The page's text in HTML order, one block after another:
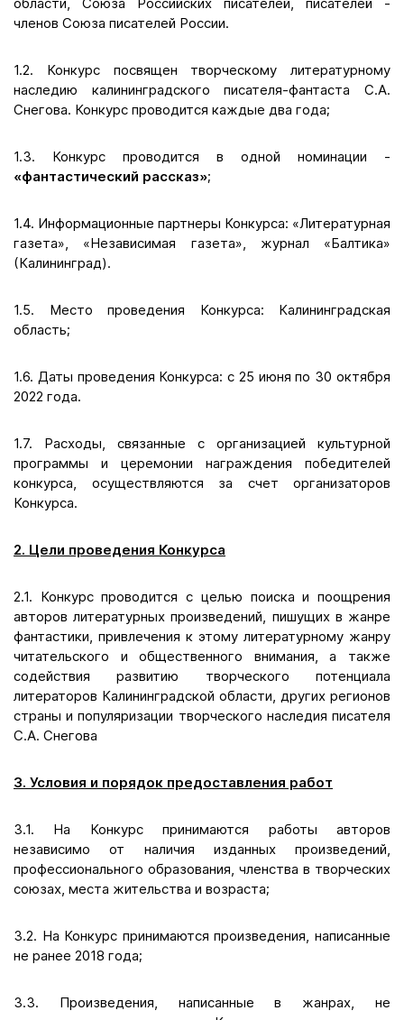
членов Союза писателей России.
1.2. Конкурс посвящен творческому литературному
наследию калининградского писателя-фантаста С.А.
Снегова. Конкурс проводится каждые два года;
1.3. Конкурс проводится в одной номинации -
«фантастический рассказ»;
1.4. Информационные партнеры Конкурса: «Литературная
газета», «Независимая газета», журнал «Балтика»
(Калининград).
1.5. Место проведения Конкурса: Калининградская
область;
1.6. Даты проведения Конкурса: с 25 июня по 30 октября
2022 года.
1.7. Расходы, связанные с организацией культурной
программы и церемонии награждения победителей
конкурса, осуществляются за счет организаторов
Конкурса.
2. Цели проведения Конкурса
2.1. Конкурс проводится с целью поиска и поощрения
авторов литературных произведений, пишущих в жанре
фантастики, привлечения к этому литературному жанру
читательского и общественного внимания, а также
содействия развитию творческого потенциала
литераторов Калининградской области, других регионов
страны и популяризации творческого наследия писателя
С.А. Снегова
3. Условия и порядок предоставления работ
3.1. На Конкурс принимаются работы авторов
независимо от наличия изданных произведений,
профессионального образования, членства в творческих
союзах, места жительства и возраста;
3.2. На Конкурс принимаются произведения, написанные
не ранее 2018 года;
3.3. Произведения, написанные в жанрах, не